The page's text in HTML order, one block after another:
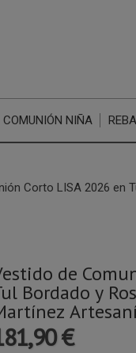
COMUNIÓN NIÑA
Corto LISA 2026 en
de
Bordado y
€